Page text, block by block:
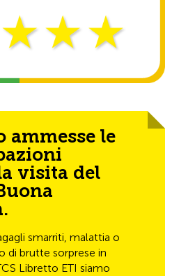
ammesse le
visita del
smarriti, malattia o
di brutte sorprese in
Libretto ETI siamo